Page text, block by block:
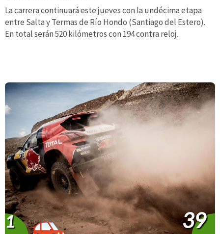
La carrera continuará este jueves con la undécima etapa
entre Salta y Termas de Río Hondo (Santiago del Estero).
En total serán 520 kilómetros con 194 contra reloj.
1 39